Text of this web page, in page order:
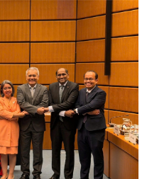
Multimedia
Video
Infographic
E-Magazine